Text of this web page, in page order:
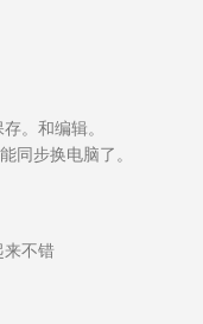
。和编辑。
同步换电脑了。
来不错